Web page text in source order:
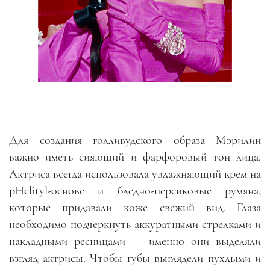
Для создания голливудского образа Мэрилин
важно иметь сияющий и фарфоровый тон лица.
Актриса всегда использовала увлажняющий крем на
pHelityl-основе и бледно-персиковые румяна,
которые придавали коже свежий вид. Глаза
необходимо подчеркнуть аккуратными стрелками и
накладными ресницами — именно они выделяли
взгляд актрисы. Чтобы губы выглядели пухлыми и